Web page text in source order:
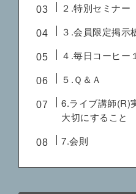
２.特別セミナー
３.会員限定掲示
４.毎日コーヒー
５.Ｑ＆Ａ
6.ライブ講師(R)
大切にすること
7.会則